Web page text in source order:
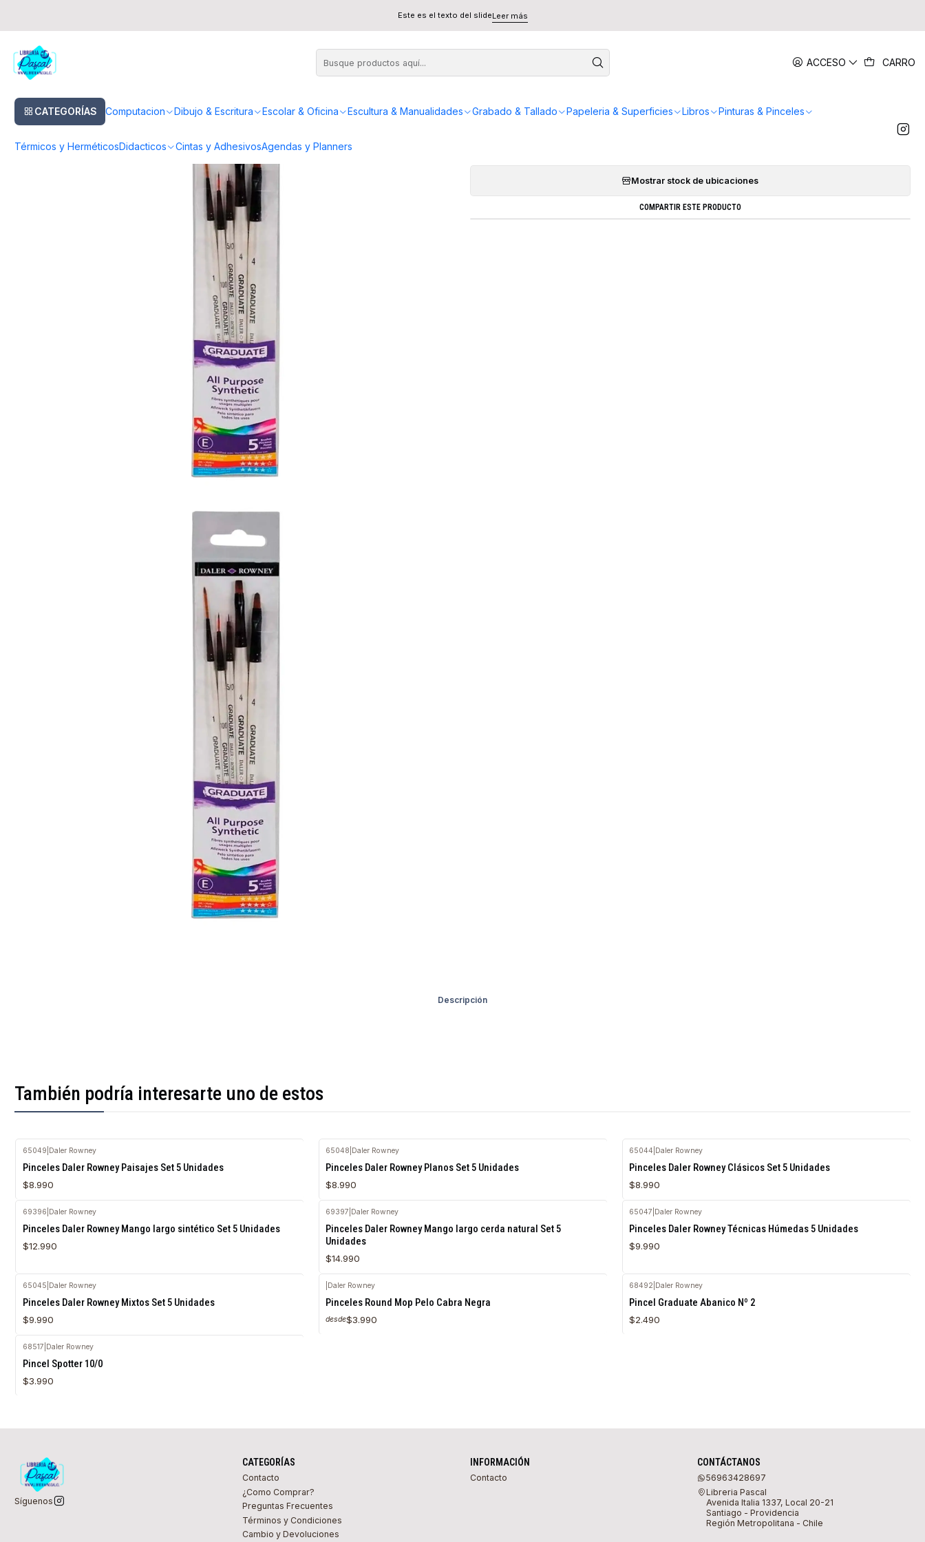
ACCESO CARRO
CATEGORÍAS Computacion Dibujo & Escritura Escolar & Oficina Escultura & Manualidades Grabado & Tallado Papeleria & Superficies Libros Pinturas & Pinceles
Térmicos y HerméticosDidacticos Cintas y AdhesivosAgendas y Planners
Este es el texto del slideLeer más
Pinceles Daler Rowney Detalles Set 5 Unidades
Pinceles Daler Rowney Detalles Set 5 Unidades
Cantidad
AGREGAR AL CARRO COMPRAR AHORA
Mostrar stock de ubicaciones
COMPARTIR ESTE PRODUCTO
Descripción
También podría interesarte uno de estos
65049 Daler Rowney
Pinceles Daler Rowney Paisajes Set 5 Unidades
$8.990
65048 Daler Rowney
Pinceles Daler Rowney Planos Set 5 Unidades
$8.990
65044 Daler Rowney
Pinceles Daler Rowney Clásicos Set 5 Unidades
$8.990
69396 Daler Rowney
Pinceles Daler Rowney Mango largo sintético Set 5 Unidades
$12.990
69397 Daler Rowney
Pinceles Daler Rowney Mango largo cerda natural Set 5
Unidades
$14.990
65047 Daler Rowney
Pinceles Daler Rowney Técnicas Húmedas 5 Unidades
$9.990
65045 Daler Rowney
Pinceles Daler Rowney Mixtos Set 5 Unidades
$9.990
Daler Rowney
Pinceles Round Mop Pelo Cabra Negra
desde$3.990
68492 Daler Rowney
Pincel Graduate Abanico Nº 2
$2.490
68517 Daler Rowney
Pincel Spotter 10/0
$3.990
Síguenos
CATEGORÍAS
Contacto
¿Como Comprar?
Preguntas Frecuentes
Términos y Condiciones
Cambio y Devoluciones
INFORMACIÓN
Contacto
CONTÁCTANOS
56963428697
Libreria Pascal
Avenida Italia 1337, Local 20-21
Santiago - Providencia
Región Metropolitana - Chile